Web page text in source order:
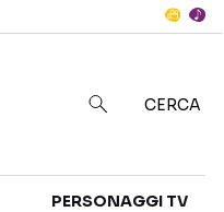
CERCA
PERSONAGGI TV